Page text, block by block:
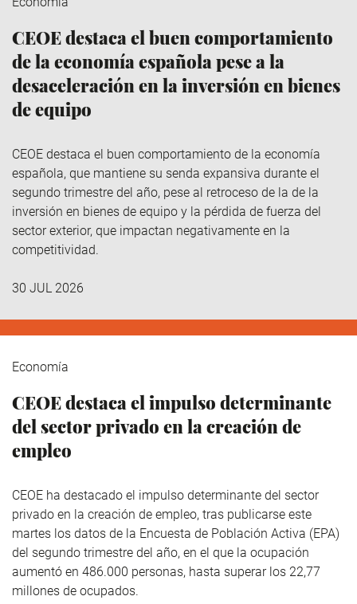
CEOE destaca el buen comportamiento
de la economía española pese a la
desaceleración en la inversión en bienes
de equipo
CEOE destaca el buen comportamiento de la economía
española, que mantiene su senda expansiva durante el
segundo trimestre del año, pese al retroceso de la de la
inversión en bienes de equipo y la pérdida de fuerza del
sector exterior, que impactan negativamente en la
competitividad.
30 JUL 2026
Economía
CEOE destaca el impulso determinante
del sector privado en la creación de
empleo
CEOE ha destacado el impulso determinante del sector
privado en la creación de empleo, tras publicarse este
martes los datos de la Encuesta de Población Activa (EPA)
del segundo trimestre del año, en el que la ocupación
aumentó en 486.000 personas, hasta superar los 22,77
millones de ocupados.